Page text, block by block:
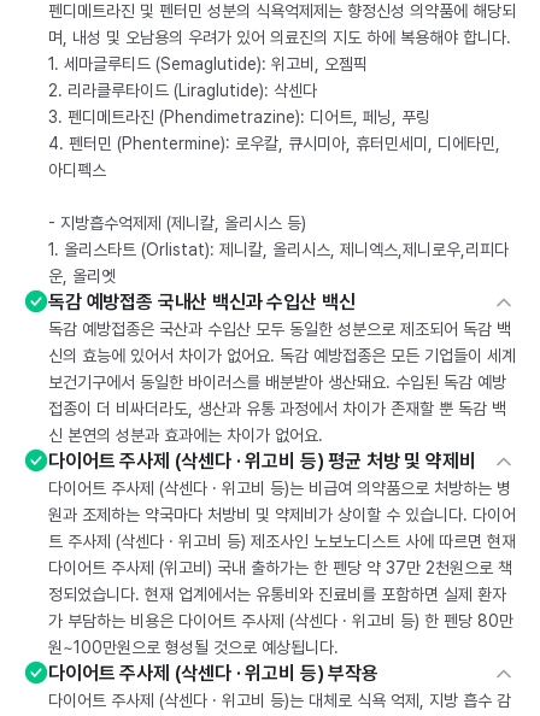
펜디메트라진 및 펜터민 성분의 식욕억제제는 향정신성 의약품에 해당되
며, 내성 및 오남용의 우려가 있어 의료진의 지도 하에 복용해야 합니다.
1. 세마글루티드 (Semaglutide): 위고비, 오젬픽
2. 리라클루타이드 (Liraglutide): 삭센다
3. 펜디메트라진 (Phendimetrazine): 디어트, 페닝, 푸링
4. 펜터민 (Phentermine): 로우칼, 큐시미아, 휴터민세미, 디에타민,
아디펙스
- 지방흡수억제제 (제니칼, 올리시스 등)
1. 올리스타트 (Orlistat): 제니칼, 올리시스, 제니엑스,제니로우,리피다
운, 올리엣
독감 예방접종 국내산 백신과 수입산 백신
독감 예방접종은 국산과 수입산 모두 동일한 성분으로 제조되어 독감 백
신의 효능에 있어서 차이가 없어요. 독감 예방접종은 모든 기업들이 세계
보건기구에서 동일한 바이러스를 배분받아 생산돼요. 수입된 독감 예방
접종이 더 비싸더라도, 생산과 유통 과정에서 차이가 존재할 뿐 독감 백
신 본연의 성분과 효과에는 차이가 없어요.
다이어트 주사제 (삭센다 · 위고비 등) 평균 처방 및 약제비
다이어트 주사제 (삭센다 · 위고비 등)는 비급여 의약품으로 처방하는 병
원과 조제하는 약국마다 처방비 및 약제비가 상이할 수 있습니다. 다이어
트 주사제 (삭센다 · 위고비 등) 제조사인 노보노디스트 사에 따르면 현재
다이어트 주사제 (위고비) 국내 출하가는 한 펜당 약 37만 2천원으로 책
정되었습니다. 현재 업계에서는 유통비와 진료비를 포함하면 실제 환자
가 부담하는 비용은 다이어트 주사제 (삭센다 · 위고비 등) 한 펜당 80만
원~100만원으로 형성될 것으로 예상됩니다.
다이어트 주사제 (삭센다 · 위고비 등) 부작용
다이어트 주사제 (삭센다 · 위고비 등)는 대체로 식욕 억제, 지방 흡수 감